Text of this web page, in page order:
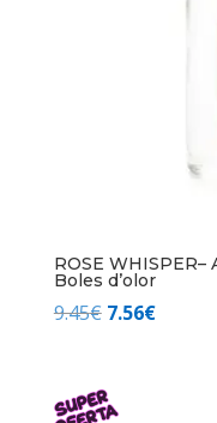
ROSE
Boles d’olor
9.45€ El
era:
7.56€El